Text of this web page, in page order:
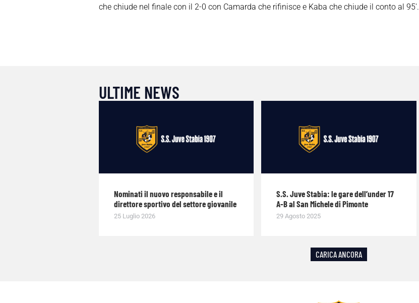
che chiude nel finale con il 2-0 con Camarda che rifinisce e Kaba che chiude il conto al 95′.
ULTIME NEWS
Nominati il nuovo responsabile e il
direttore sportivo del settore giovanile
25 Luglio 2026
S.S. Juve Stabia: le gare dell’under 17
A-B al San Michele di Pimonte
29 Agosto 2025
CARICA ANCORA